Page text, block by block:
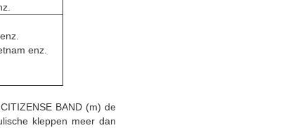
enz.
BAND (m) de
kleppen meer dan